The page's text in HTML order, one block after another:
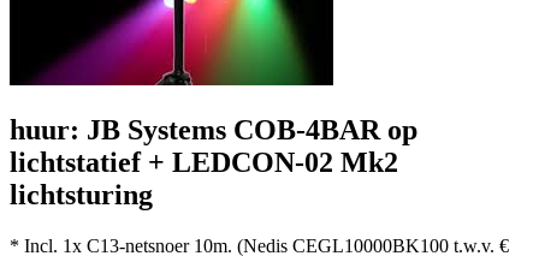
huur: JB Systems COB-4BAR op
lichtstatief + LEDCON-02 Mk2
lichtsturing
* Incl. 1x C13-netsnoer 10m. (Nedis CEGL10000BK100 t.w.v. €